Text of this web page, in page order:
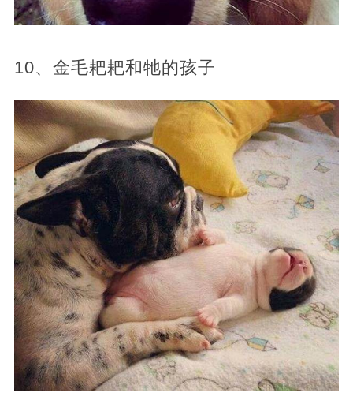
10、金毛耙耙和牠的孩子